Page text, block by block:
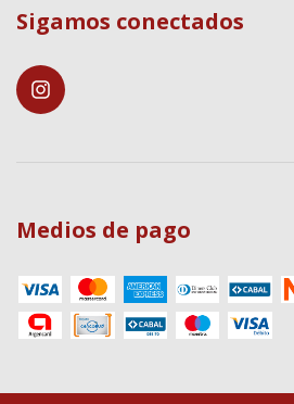
Sigamos conectados
Medios de pago